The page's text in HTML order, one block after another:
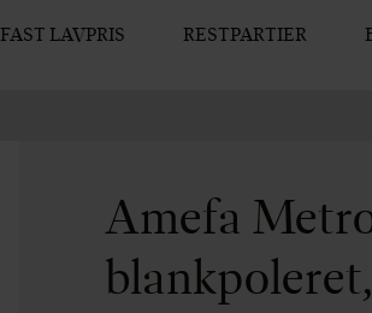
FAST LAVPRIS RESTPARTIER
Amefa